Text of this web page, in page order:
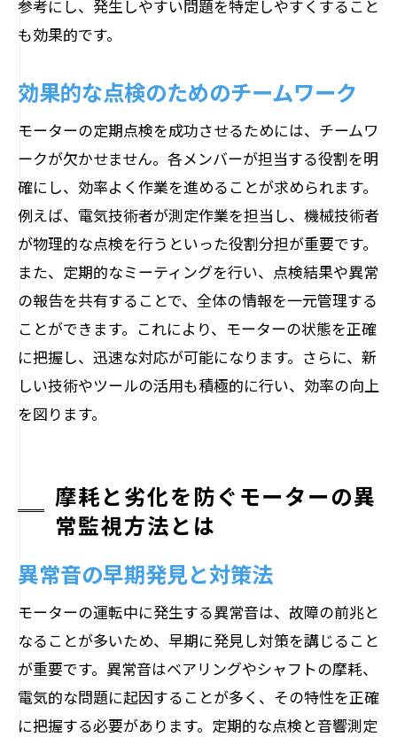
参考にし、発生しやすい問題を特定しやすくすること
も効果的です。
効果的な点検のためのチームワーク
モーターの定期点検を成功させるためには、チームワ
ークが欠かせません。各メンバーが担当する役割を明
確にし、効率よく作業を進めることが求められます。
例えば、電気技術者が測定作業を担当し、機械技術者
が物理的な点検を行うといった役割分担が重要です。
また、定期的なミーティングを行い、点検結果や異常
の報告を共有することで、全体の情報を一元管理する
ことができます。これにより、モーターの状態を正確
に把握し、迅速な対応が可能になります。さらに、新
しい技術やツールの活用も積極的に行い、効率の向上
を図ります。
摩耗と劣化を防ぐモーターの異
常監視方法とは
異常音の早期発見と対策法
モーターの運転中に発生する異常音は、故障の前兆と
なることが多いため、早期に発見し対策を講じること
が重要です。異常音はベアリングやシャフトの摩耗、
電気的な問題に起因することが多く、その特性を正確
に把握する必要があります。定期的な点検と音響測定